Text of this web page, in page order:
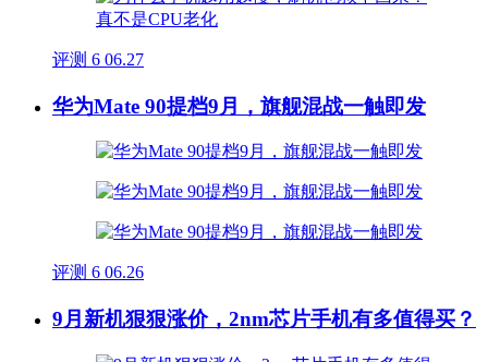
评测 6 06.27
华为Mate 90提档9月，旗舰混战一触即发
评测 6 06.26
9月新机狠狠涨价，2nm芯片手机有多值得买？